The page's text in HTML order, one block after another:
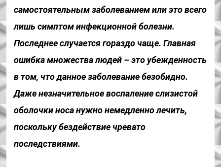
самостоятельным заболеванием или это всего
лишь симптом инфекционной болезни.
Последнее случается гораздо чаще. Главная
ошибка множества людей – это убежденность
в том, что данное заболевание безобидно.
Даже незначительное воспаление слизистой
оболочки носа нужно немедленно лечить,
поскольку бездействие чревато
последствиями.